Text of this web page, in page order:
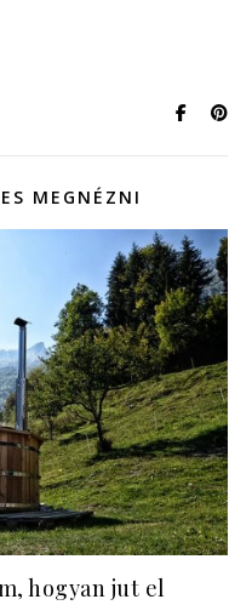
MEGNÉZNI
hogyan jut el